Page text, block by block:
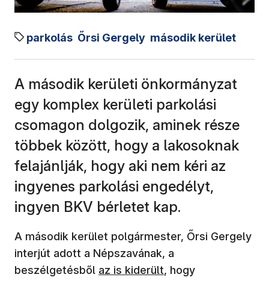
parkolás Őrsi Gergely második kerület
A második kerületi önkormányzat
egy komplex kerületi parkolási
csomagon dolgozik, aminek része
többek között, hogy a lakosoknak
felajánlják, hogy aki nem kéri az
ingyenes parkolási engedélyt,
ingyen BKV bérletet kap.
A második kerület polgármester, Őrsi Gergely
interjút adott a Népszavának, a
beszélgetésből (új ablakban nyílik meg)
az is kiderült, hogy